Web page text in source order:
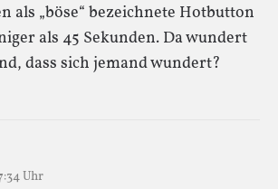
als „böse“ bezeichnete Hotbutton
als 45 Sekunden. Da wundert
dass sich jemand wundert?
Uhr